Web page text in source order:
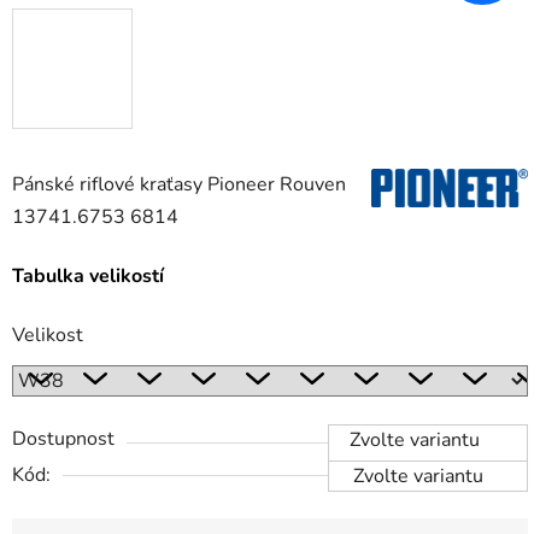
Pánské riflové kraťasy Pioneer Rouven
13741.6753 6814
Tabulka velikostí
Velikost
Dostupnost
Zvolte variantu
Kód:
Zvolte variantu